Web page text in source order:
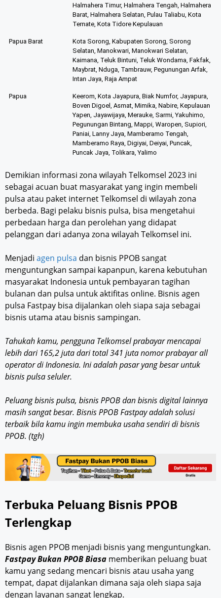
Halmahera Timur, Halmahera Tengah, Halmahera
Barat, Halmahera Selatan, Pulau Taliabu, Kota
Ternate, Kota Tidore Kepulauan
Papua Barat
Kota Sorong, Kabupaten Sorong, Sorong
Selatan, Manokwari, Manokwari Selatan,
Kaimana, Teluk Bintuni, Teluk Wondama, Fakfak,
Maybrat, Nduga, Tambrauw, Pegunungan Arfak,
Intan Jaya, Raja Ampat
Papua
Keerom, Kota Jayapura, Biak Numfor, Jayapura,
Boven Digoel, Asmat, Mimika, Nabire, Kepulauan
Yapen, Jayawijaya, Merauke, Sarmi, Yakuhimo,
Pegunungan Bintang, Mappi, Waropen, Supiori,
Paniai, Lanny Jaya, Mamberamo Tengah,
Mamberamo Raya, Digiyai, Deiyai, Puncak,
Puncak Jaya, Tolikara, Yalimo
Demikian informasi zona wilayah Telkomsel 2023 ini
sebagai acuan buat masyarakat yang ingin membeli
pulsa atau paket internet Telkomsel di wilayah zona
berbeda. Bagi pelaku bisnis pulsa, bisa mengetahui
perbedaan harga dan perolehan yang didapat
pelanggan dari adanya zona wilayah Telkomsel ini.
Menjadi agen pulsa dan bisnis PPOB sangat
menguntungkan sampai kapanpun, karena kebutuhan
masyarakat Indonesia untuk pembayaran tagihan
bulanan dan pulsa untuk aktifitas online. Bisnis agen
pulsa Fastpay bisa dijalankan oleh siapa saja sebagai
bisnis utama atau bisnis sampingan.
Tahukah kamu, pengguna Telkomsel prabayar mencapai
lebih dari 165,2 juta dari total 341 juta nomor prabayar all
operator di Indonesia. Ini adalah pasar yang besar untuk
bisnis pulsa seluler.
Peluang bisnis pulsa, bisnis PPOB dan bisnis digital lainnya
masih sangat besar. Bisnis PPOB Fastpay adalah solusi
terbaik bila kamu ingin membuka usaha sendiri di bisnis
PPOB. (tgh)
Terbuka Peluang Bisnis PPOB
Terlengkap
Bisnis agen PPOB menjadi bisnis yang menguntungkan.
Fastpay Bukan PPOB Biasa memberikan peluang buat
kamu yang sedang mencari bisnis atau usaha yang
tempat, dapat dijalankan dimana saja oleh siapa saja
dengan layanan sangat lengkap.